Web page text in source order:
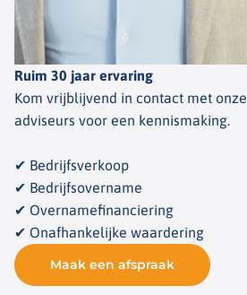
Ruim 30 jaar ervaring
Kom vrijblijvend in contact met onze
adviseurs voor een kennismaking.
✔ Bedrijfsverkoop
✔ Bedrijfsovername
✔ Overnamefinanciering
✔ Onafhankelijke waardering
Maak een afspraak